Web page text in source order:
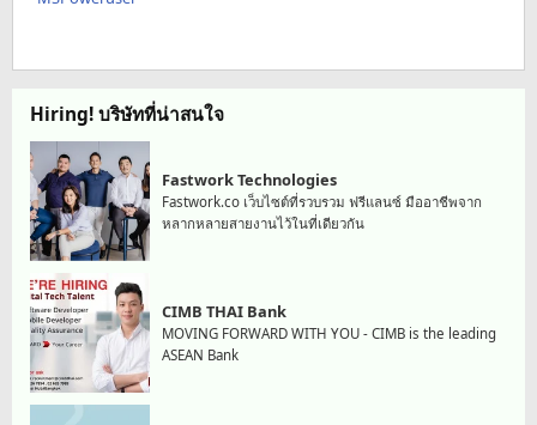
Hiring! บริษัทที่น่าสนใจ
Fastwork Technologies
Fastwork.co เว็บไซต์ที่รวบรวม ฟรีแลนซ์ มืออาชีพจาก
หลากหลายสายงานไว้ในที่เดียวกัน
CIMB THAI Bank
MOVING FORWARD WITH YOU - CIMB is the leading
ASEAN Bank